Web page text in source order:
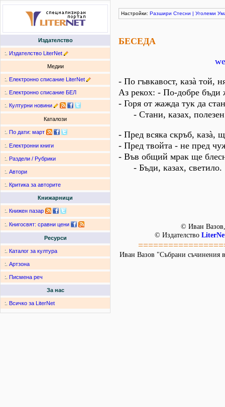
Издателство
:. Издателство LiterNet
Медии
:. Електронно списание LiterNet
:. Електронно списание БЕЛ
:. Културни новини
Каталози
:. По дати: март
:. Електронни книги
:. Раздели / Рубрики
:. Автори
:. Критика за авторите
Книжарници
:. Книжен пазар
:. Книгосвят: сравни цени
Ресурси
:. Каталог за култура
:. Артзона
:. Писмена реч
За нас
:. Всичко за LiterNet
Настройки: Разшири Стесни | Уголеми
БЕСЕДА
- По гъвкавост, казà той,
Аз рекох: - По-добре бъди
- Горя от жажда тук да
- Стани, казах,
- Пред всяка скръб, казà,
- Пред твойта - не пред
- Във общий мрак ще
- Бъди, казах, светило.
© Иван
© Издателство
Иван Вазов "Събрани съчинения